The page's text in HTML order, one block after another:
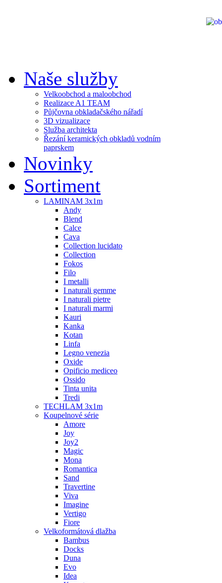
Naše služby
Velkoobchod a maloobchod
Realizace A1 TEAM
Půjčovna obkladačského nářadí
3D vizualizace
Služba architekta
Řezání keramických obkladů vodním
paprskem
Novinky
Sortiment
LAMINAM 3x1m
Andy
Blend
Calce
Cava
Collection lucidato
Collection
Fokos
Filo
I metalli
I naturali gemme
I naturali pietre
I naturali marmi
Kauri
Kanka
Kotan
Linfa
Legno venezia
Oxide
Opificio mediceo
Ossido
Tinta unita
Tredi
TECHLAM 3x1m
Koupelnové série
Amore
Joy
Joy2
Magic
Mona
Romantica
Sand
Travertine
Viva
Imagine
Vertigo
Fiore
Velkoformátová dlažba
Bambus
Docks
Duna
Evo
Idea